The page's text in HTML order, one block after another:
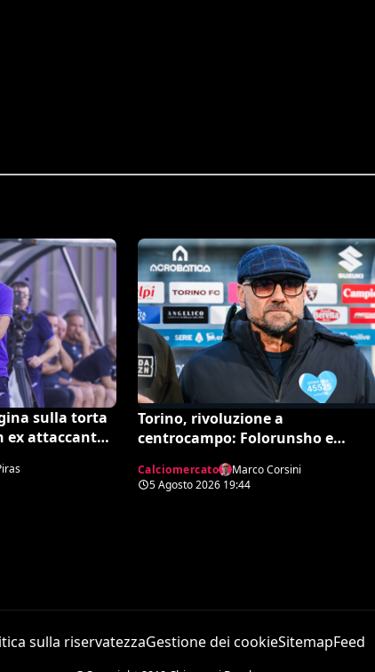
sulla torta
ex attaccante
Torino, rivoluzione a
centrocampo: Folorunsho e
Petrachi
Calciomercato
Marco Corsini
5 Agosto 2026 19:44
sulla riservatezzaGestione dei cookieSitemapFeed